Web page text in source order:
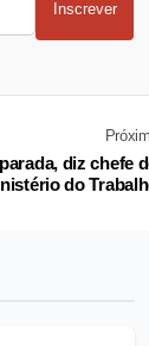
Inscrever
diz chefe
do